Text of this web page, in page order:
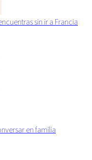
sin ir a Francia
en familia